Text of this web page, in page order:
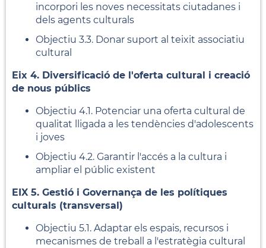
incorpori les noves necessitats ciutadanes i
dels agents culturals
Objectiu 3.3. Donar suport al teixit associatiu
cultural
Eix 4. Diversificació de l'oferta cultural i creació
de nous públics
Objectiu 4.1. Potenciar una oferta cultural de
qualitat lligada a les tendències d'adolescents
i joves
Objectiu 4.2. Garantir l'accés a la cultura i
ampliar el públic existent
EIX 5. Gestió i Governança de les polítiques
culturals (transversal)
Objectiu 5.1. Adaptar els espais, recursos i
mecanismes de treball a l'estratègia cultural